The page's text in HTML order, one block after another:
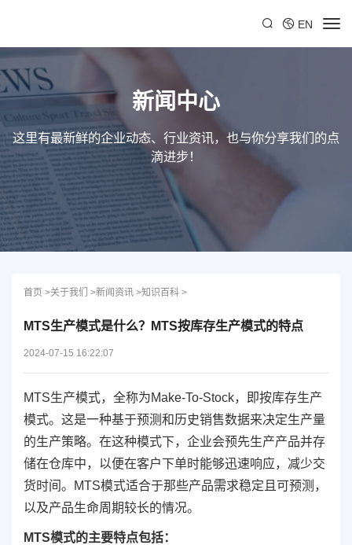
EN
新闻中心
这里有最新鲜的企业动态、行业资讯，也与你分享我们的点
滴进步！
首页 >关于我们 >新闻资讯 >知识百科 >
MTS生产模式是什么？MTS按库存生产模式的特点
2024-07-15 16:22:07
MTS生产模式，全称为Make-To-Stock，即按库存生产
模式。这是一种基于预测和历史销售数据来决定生产量
的生产策略。在这种模式下，企业会预先生产产品并存
储在仓库中，以便在客户下单时能够迅速响应，减少交
货时间。MTS模式适合于那些产品需求稳定且可预测，
以及产品生命周期较长的情况。
MTS模式的主要特点包括：